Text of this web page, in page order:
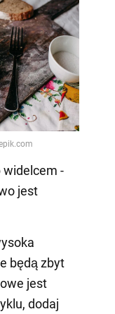
widelcem -
jest
będą zbyt
jest
dodaj